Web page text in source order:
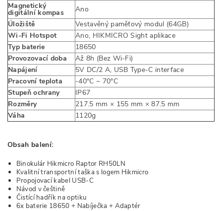
Magnetický
digitální kompas
Ano
Úložiště
Vestavěný paměťový modul (64GB)
Wi-Fi Hotspot
Ano, HIKMICRO Sight aplikace
Typ baterie
18650
Provozovací doba
Až 8h (Bez Wi-Fi)
Napájení
5V DC/2 A, USB Type-C interface
Pracovní teplota
-40°C ~ 70°C
Stupeň ochrany
IP67
Rozměry
217.5 mm × 155 mm × 87.5 mm
Váha
1120g
Obsah balení:
Binokulár Hikmicro Raptor RH50LN
Kvalitní transportní taška s logem Hikmicro
Propojovací kabel USB-C
Návod v češtině
Čistící hadřík na optiku
6x baterie 18650 + Nabíječka + Adaptér